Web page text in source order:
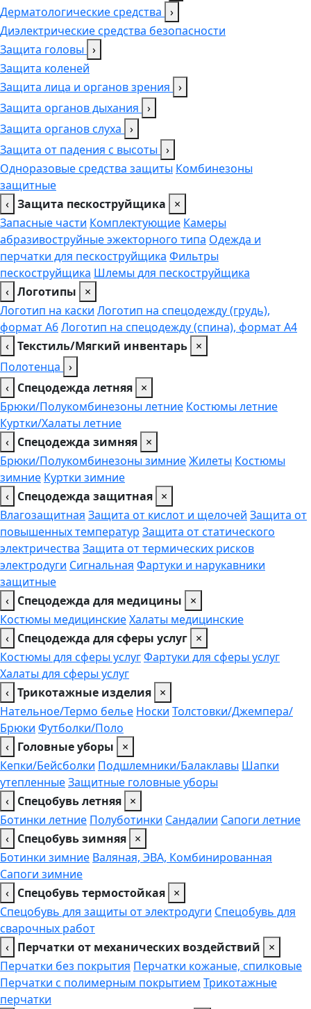
Дерматологические средства ›
Диэлектрические средства безопасности
Защита головы ›
Защита коленей
Защита лица и органов зрения ›
Защита органов дыхания ›
Защита органов слуха ›
Защита от падения с высоты ›
Одноразовые средства защиты Комбинезоны
защитные
‹ Защита пескоструйщика
×
Запасные части Комплектующие Камеры
абразивоструйные эжекторного типа Одежда и
перчатки для пескоструйщика Фильтры
пескоструйщика Шлемы для пескоструйщика
‹ Логотипы
×
Логотип на каски Логотип на спецодежду (грудь),
формат А6Логотип на спецодежду (спина), формат А4
‹ Текстиль/Мягкий инвентарь ×
Полотенца ›
‹ Спецодежда летняя ×
Брюки/Полукомбинезоны летние Костюмы летние
Куртки/Халаты летние
‹ Спецодежда зимняя ×
Брюки/Полукомбинезоны зимниеЖилеты Костюмы
зимние Куртки зимние
‹ Спецодежда защитная ×
Влагозащитная Защита от кислот и щелочей Защита от
повышенных температур Защита от статического
электричества Защита от термических рисков
электродуги Сигнальная Фартуки и нарукавники
защитные
‹ Спецодежда для медицины
×
Костюмы медицинскиеХалаты медицинские
‹ Спецодежда для сферы услуг ×
Костюмы для сферы услугФартуки для сферы услуг
Халаты для сферы услуг
‹ Трикотажные изделия ×
Нательное/Термо белье Носки Толстовки/Джемпера/
Брюки Футболки/Поло
‹ Головные уборы
×
Кепки/Бейсболки Подшлемники/Балаклавы Шапки
утепленныеЗащитные головные уборы
‹ Спецобувь летняя ×
Ботинки летние Полуботинки Сандалии Сапоги летние
‹ Спецобувь зимняя ×
Ботинки зимние Валяная, ЭВА, Комбинированная
Сапоги зимние
‹ Спецобувь термостойкая ×
Спецобувь для защиты от электродуги Спецобувь для
сварочных работ
‹ Перчатки от механических воздействий
×
Перчатки без покрытия Перчатки кожаные, спилковые
Перчатки с полимерным покрытием Трикотажные
перчатки